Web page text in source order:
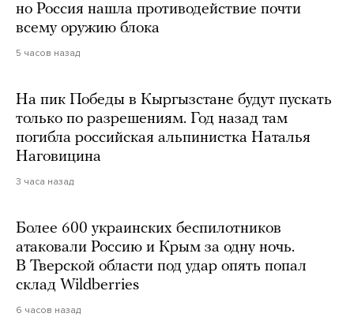
но Россия нашла противодействие почти
всему оружию блока
5 часов назад
На пик Победы в Кыргызстане будут пускать
только по разрешениям. Год назад там
погибла российская альпинистка Наталья
Наговицина
3 часа назад
Более 600 украинских беспилотников
атаковали Россию и Крым за одну ночь.
В Тверской области под удар опять попал
склад Wildberries
6 часов назад